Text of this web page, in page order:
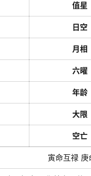
值星
日空
月相
六曜
年龄
大限
空亡
寅命互禄 庚